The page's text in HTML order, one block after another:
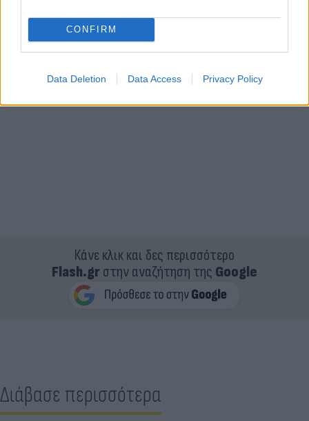
CONFIRM
Data Deletion Data Access Privacy Policy
Κάνε κλικ και δες περισσότερο
Flash.grστην αναζήτηση της Google
Διάβασε περισσότερα